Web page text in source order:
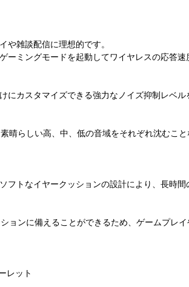
や雑談配信に理想的です。
ミングモードを起動してワイヤレスの応答速
カスタマイズできる強力なノイズ抑制レベ
晴らしい高、中、低の音域をそれぞれ沈むこ
トなイヤークッションの設計により、長時
ンに備えることができるため、ゲームプレイ
レット